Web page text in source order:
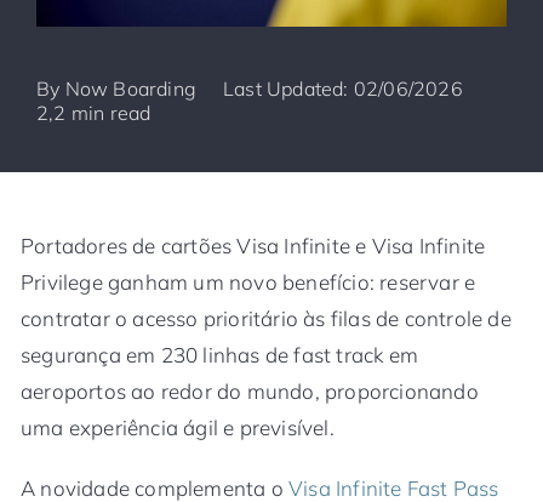
By Now Boarding
Last Updated: 02/06/2026
2,2 min read
Portadores de cartões Visa Infinite e Visa Infinite
Privilege ganham um novo benefício: reservar e
contratar o acesso prioritário às filas de controle de
segurança em 230 linhas de fast track em
aeroportos ao redor do mundo, proporcionando
uma experiência ágil e previsível.
A novidade complementa oVisa Infinite Fast Pass